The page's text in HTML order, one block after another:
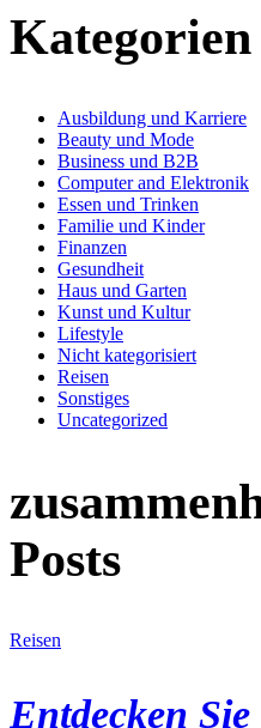
Kategorien
Ausbildung und Karriere
Beauty und Mode
Business und B2B
Computer and Elektronik
Essen und Trinken
Familie und Kinder
Finanzen
Gesundheit
Haus und Garten
Kunst und Kultur
Lifestyle
Nicht kategorisiert
Reisen
Sonstiges
Uncategorized
Posts
Reisen
Entdecken